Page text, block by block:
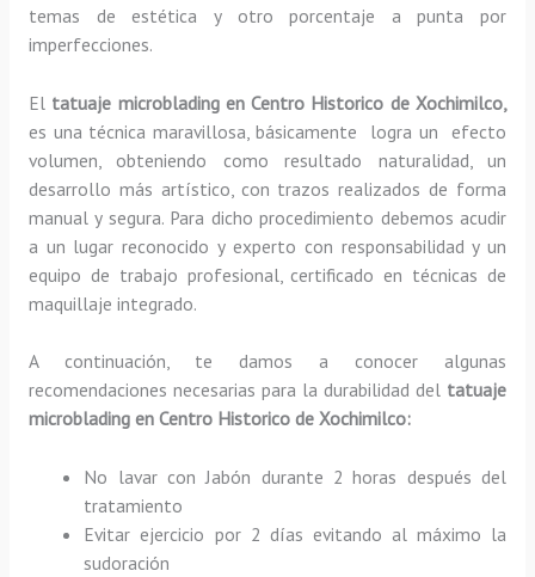
temas de estética y otro porcentaje a punta por
imperfecciones.
El tatuaje microblading en Centro Historico de Xochimilco,
es una técnica maravillosa, básicamente
logra un efecto
volumen, obteniendo como resultado naturalidad, un
desarrollo más artístico, con trazos realizados de forma
manual y segura. Para dicho procedimiento debemos acudir
a un lugar reconocido y experto con responsabilidad y un
equipo de trabajo profesional, certificado en técnicas de
maquillaje integrado.
A continuación, te damos a conocer algunas
recomendaciones necesarias para la durabilidad del tatuaje
microbladingen Centro Historico de Xochimilco:
No lavar con Jabón durante 2 horas después del
tratamiento
Evitar ejercicio por 2 días evitando al máximo la
sudoración